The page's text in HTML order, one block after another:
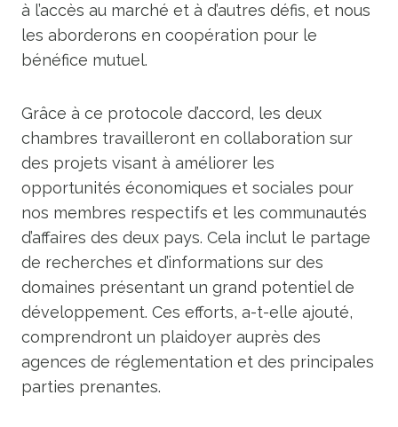
à l’accès au marché et à d’autres défis, et nous
les aborderons en coopération pour le
bénéfice mutuel.
Grâce à ce protocole d’accord, les deux
chambres travailleront en collaboration sur
des projets visant à améliorer les
opportunités économiques et sociales pour
nos membres respectifs et les communautés
d’affaires des deux pays. Cela inclut le partage
de recherches et d’informations sur des
domaines présentant un grand potentiel de
développement. Ces efforts, a-t-elle ajouté,
comprendront un plaidoyer auprès des
agences de réglementation et des principales
parties prenantes.